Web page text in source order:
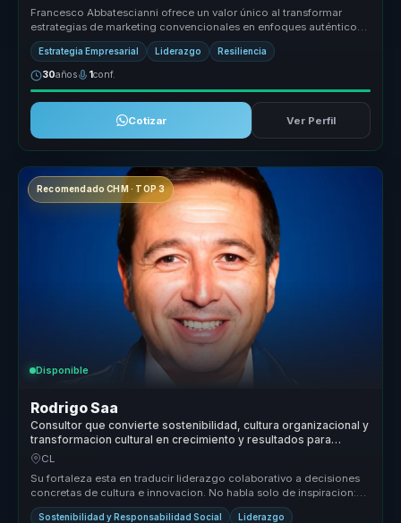
Francesco Abbatescianni ofrece un valor único al transformar
estrategias de marketing convencionales en enfoques auténticos
y efectivos q...
Estrategia Empresarial Liderazgo Resiliencia
30años 1conf.
Cotizar Ver Perfil
Recomendado CHM · TOP 3
Disponible
Rodrigo Saa
Consultor que convierte sostenibilidad, cultura organizacional y
transformacion cultural en crecimiento y resultados para
empresas.
CL
Su fortaleza esta en traducir liderazgo colaborativo a decisiones
concretas de cultura e innovacion. No habla solo de inspiracion:
ayuda ...
Sostenibilidad y Responsabilidad Social Liderazgo